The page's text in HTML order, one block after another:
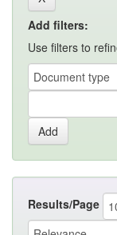
Add filters:
Use filters to
Results/Page